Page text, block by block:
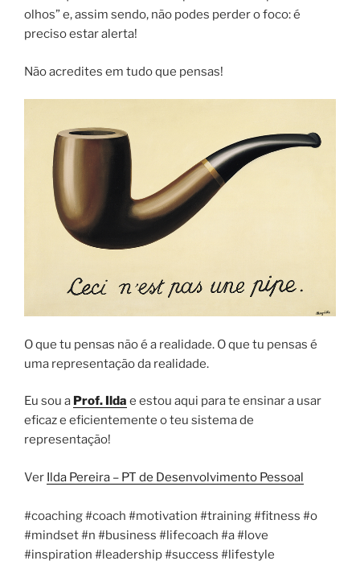
olhos” e, assim sendo, não podes perder o foco: é
preciso estar alerta!
Não acredites em tudo que pensas!
O que tu pensas não é a realidade. O que tu pensas é
uma representação da realidade.
Eu sou a Prof. Ilda e estou aqui para te ensinar a usar
eficaz e eficientemente o teu sistema de
representação!
Ver Ilda Pereira – PT de Desenvolvimento Pessoal
#coaching #coach #motivation #training #fitness #o
#mindset #n #business #lifecoach #a #love
#inspiration #leadership #success #lifestyle